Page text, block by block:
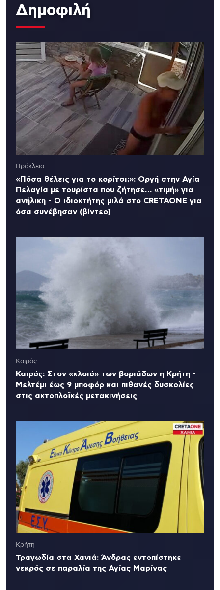
Δημοφιλή
Ηράκλειο
«Πόσα θέλεις για το κορίτσι;»: Οργή στην Αγία
Πελαγία με τουρίστα που ζήτησε… «τιμή» για
ανήλικη - Ο ιδιοκτήτης μιλά στο CRETAONE για
όσα συνέβησαν (βίντεο)
Καιρός
Καιρός: Στον «κλοιό» των βοριάδων η Κρήτη -
Μελτέμι έως 9 μποφόρ και πιθανές δυσκολίες
στις ακτοπλοϊκές μετακινήσεις
Κρήτη
Τραγωδία στα Χανιά: Άνδρας εντοπίστηκε
νεκρός σε παραλία της Αγίας Μαρίνας